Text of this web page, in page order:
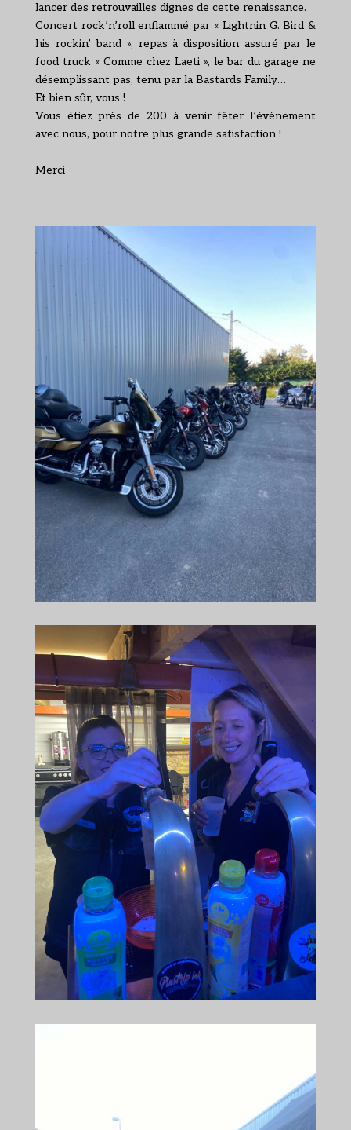
lancer des retrouvailles dignes de cette renaissance.
Concert rock’n’roll enflammé par « Lightnin G. Bird &
his rockin’ band », repas à disposition assuré par le
food truck « Comme chez Laeti », le bar du garage ne
désemplissant pas, tenu par la Bastards Family…
Et bien sûr, vous !
Vous étiez près de 200 à venir fêter l’évènement
avec nous, pour notre plus grande satisfaction !
Merci